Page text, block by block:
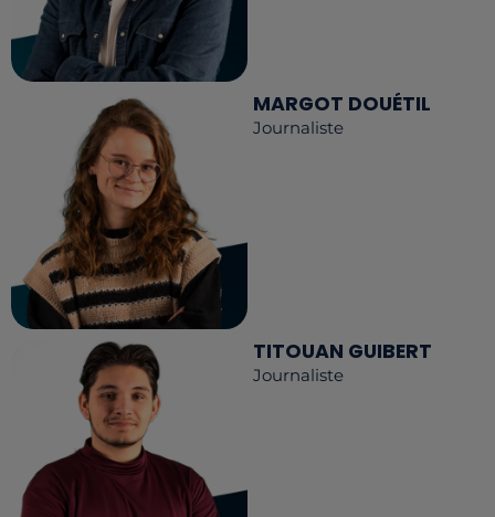
MARGOT DOUÉTIL
Journaliste
TITOUAN GUIBERT
Journaliste